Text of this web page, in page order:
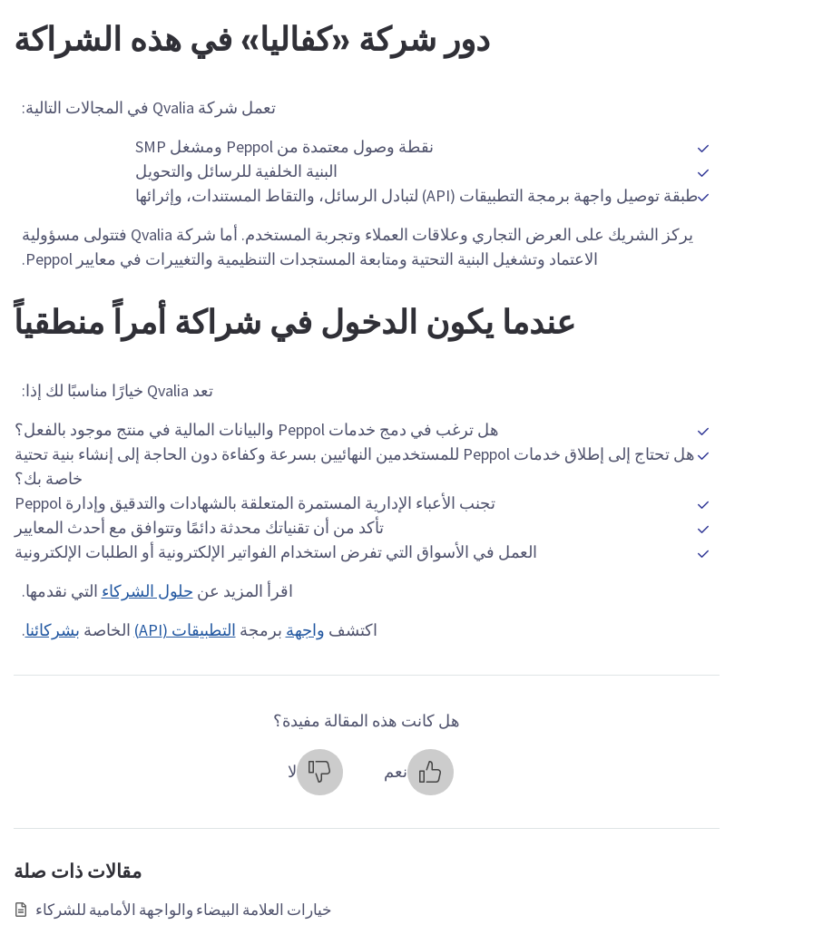
دور شركة «كفاليا» في هذه الشراكة
تعمل شركة Qvalia في المجالات التالية:
نقطة وصول معتمدة من Peppol ومشغل SMP
البنية الخلفية للرسائل والتحويل
طبقة توصيل واجهة برمجة التطبيقات (API) لتبادل الرسائل، والتقاط المستندات، وإثرائها
يركز الشريك على العرض التجاري وعلاقات العملاء وتجربة المستخدم. أما شركة Qvalia فتتولى مسؤولية
الاعتماد وتشغيل البنية التحتية ومتابعة المستجدات التنظيمية والتغييرات في معايير Peppol.
عندما يكون الدخول في شراكة أمراً منطقياً
تعد Qvalia خيارًا مناسبًا لك إذا:
هل ترغب في دمج خدمات Peppol والبيانات المالية في منتج موجود بالفعل؟
هل تحتاج إلى إطلاق خدمات Peppol للمستخدمين النهائيين بسرعة وكفاءة دون الحاجة إلى إنشاء بنية تحتية
خاصة بك؟
تجنب الأعباء الإدارية المستمرة المتعلقة بالشهادات والتدقيق وإدارة Peppol
تأكد من أن تقنياتك محدثة دائمًا وتتوافق مع أحدث المعايير
العمل في الأسواق التي تفرض استخدام الفواتير الإلكترونية أو الطلبات الإلكترونية
اقرأ المزيد عن حلول الشركاء التي نقدمها.
اكتشف واجهة برمجة التطبيقات (API) الخاصة بشركائنا.
هل كانت هذه المقالة مفيدة؟
نعم لا
مقالات ذات صلة
خيارات العلامة البيضاء والواجهة الأمامية للشركاء